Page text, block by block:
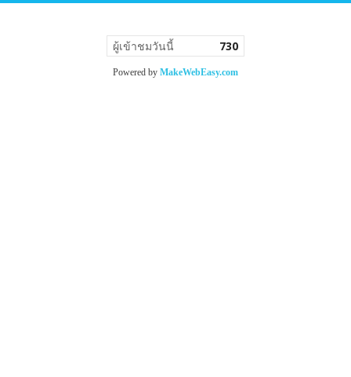
ผู้เข้าชมวันนี้ 730
Powered by MakeWebEasy.com